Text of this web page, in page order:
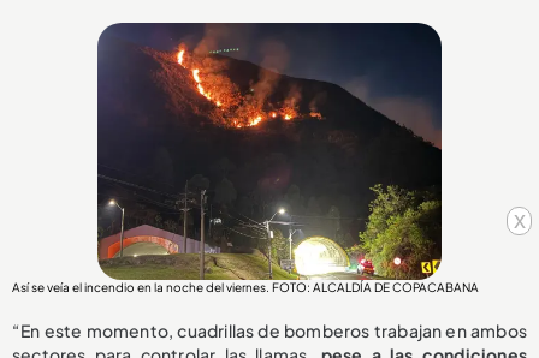
x
Así se veía el incendio en la noche del viernes. FOTO: ALCALDÍA DE COPACABANA
“En este momento, cuadrillas de bomberos trabajan en ambos